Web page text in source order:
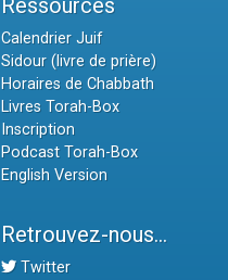
Ressources
Calendrier Juif
Sidour (livre de prière)
Horaires de Chabbath
Livres Torah-Box
Inscription
Podcast Torah-Box
English Version
Retrouvez-nous...
Twitter